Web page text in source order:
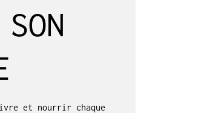
et nourrir chaque